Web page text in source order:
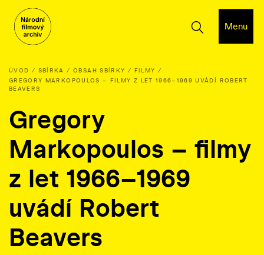
Menu
ÚVOD SBÍRKA OBSAH SBÍRKY
FILMY
GREGORY MARKOPOULOS – FILMY Z LET 1966–1969 UVÁDÍ ROBERT
BEAVERS
Gregory
Markopoulos – filmy
z let 1966–1969
uvádí Robert
Beavers